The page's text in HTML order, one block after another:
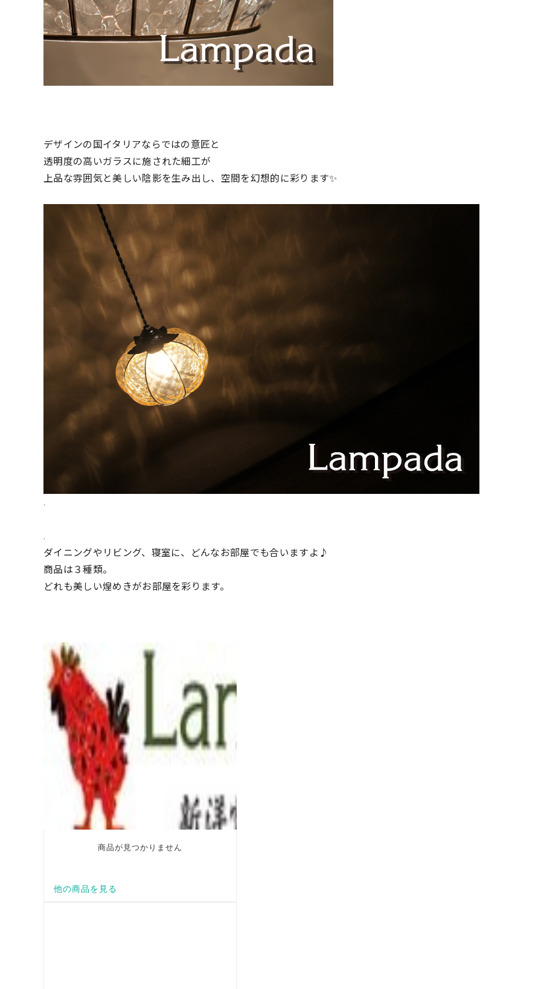
デザインの国イタリアならではの意匠と
透明度の高いガラスに施された細工が
上品な雰囲気と美しい陰影を生み出し、空間を幻想的に彩ります✨
.
.
ダイニングやリビング、寝室に、どんなお部屋でも合いますよ♪
商品は３種類。
どれも美しい煌めきがお部屋を彩ります。